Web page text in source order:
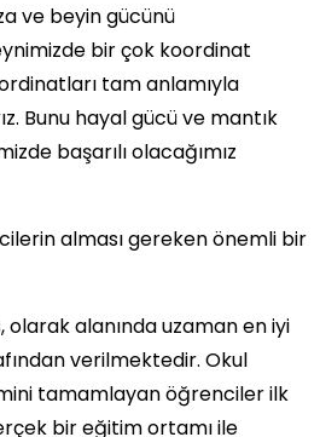
ve beyin gücünü
bir çok koordinat
tam anlamıyla
Bunu hayal gücü ve mantık
başarılı olacağımız
alması gereken önemli bir
olarak alanında uzaman en iyi
verilmektedir. Okul
tamamlayan öğrenciler ilk
bir eğitim ortamı ile